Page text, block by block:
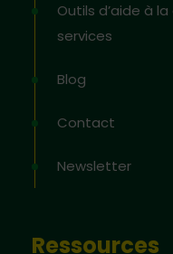
Outils d’aide à
services
Blog
Contact
Newsletter
Ressources